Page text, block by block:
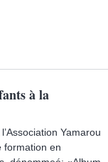
à la
Yamarou
formation en